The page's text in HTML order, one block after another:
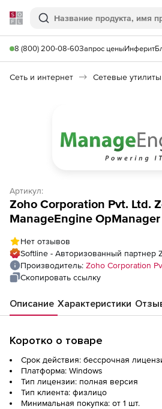
Softline
Поиск
8 (800) 200-08-60Запрос ценыИнферит
Сеть и интернет Сетевые утилиты
Артикул:
Zoho Corporation Pvt. Ltd.
ManageEngine
500 Devices Pack
Нет отзывов
Softline - Авторизованный партнер
Производитель: Zoho Corporation
Скопировать ссылку
Описание Характеристики
Коротко о товаре
Срок действия: бессрочная
Платформа: Windows
Тип лицензии: полная версия
Тип клиента: физлицо
Минимальная покупка: от 1 шт.